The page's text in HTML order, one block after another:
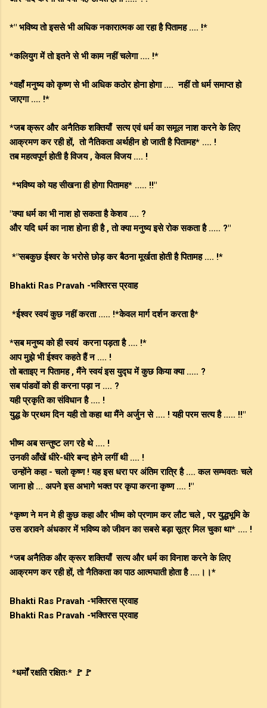
*" भविष्य तो इससे भी अधिक नकारात्मक आ रहा है पितामह .... !*
*कलियुग में तो इतने से भी काम नहीं चलेगा .... !*
*वहाँ मनुष्य को कृष्ण से भी अधिक कठोर होना होगा .... नहीं तो धर्म समाप्त हो
जाएगा .... !*
*जब क्रूर और अनैतिक शक्तियाँ सत्य एवं धर्म का समूल नाश करने के लिए
आक्रमण कर रही हों, तो नैतिकता अर्थहीन हो जाती है पितामह* .... !
तब महत्वपूर्ण होती है विजय , केवल विजय .... !
*भविष्य को यह सीखना ही होगा पितामह* ..... !!"
"क्या धर्म का भी नाश हो सकता है केशव .... ?
और यदि धर्म का नाश होना ही है , तो क्या मनुष्य इसे रोक सकता है ..... ?"
*"सबकुछ ईश्वर के भरोसे छोड़ कर बैठना मूर्खता होती है पितामह .... !*
Bhakti Ras Pravah -भक्तिरस प्रवाह
*ईश्वर स्वयं कुछ नहीं करता ..... !*केवल मार्ग दर्शन करता है*
*सब मनुष्य को ही स्वयं करना पड़ता है .... !*
आप मुझे भी ईश्वर कहते हैं न .... !
तो बताइए न पितामह , मैंने स्वयं इस युद्घ में कुछ किया क्या ..... ?
सब पांडवों को ही करना पड़ा न .... ?
यही प्रकृति का संविधान है .... !
युद्ध के प्रथम दिन यही तो कहा था मैंने अर्जुन से .... ! यही परम सत्य है ..... !!"
भीष्म अब सन्तुष्ट लग रहे थे .... !
उनकी आँखें धीरे-धीरे बन्द होने लगीं थी .... !
उन्होंने कहा - चलो कृष्ण ! यह इस धरा पर अंतिम रात्रि है .... कल सम्भवतः चले
जाना हो ... अपने इस अभागे भक्त पर कृपा करना कृष्ण .... !"
*कृष्ण ने मन मे ही कुछ कहा और भीष्म को प्रणाम कर लौट चले , पर युद्धभूमि के
उस डरावने अंधकार में भविष्य को जीवन का सबसे बड़ा सूत्र मिल चुका था* .... !
*जब अनैतिक और क्रूर शक्तियाँ सत्य और धर्म का विनाश करने के लिए
आक्रमण कर रही हों, तो नैतिकता का पाठ आत्मघाती होता है ....।।*
Bhakti Ras Pravah -भक्तिरस प्रवाह
Bhakti Ras Pravah -भक्तिरस प्रवाह
*धर्मों रक्षति रक्षितः* 🚩🚩